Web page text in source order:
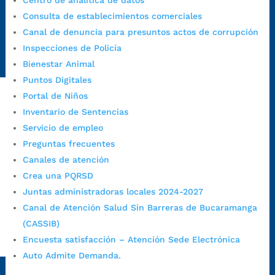
Consulta de establecimientos comerciales
Canal de denuncia para presuntos actos de corrupción
Inspecciones de Policía
Bienestar Animal
Puntos Digitales
Portal de Niños
Inventario de Sentencias
Servicio de empleo
Preguntas frecuentes
Canales de atención
Crea una PQRSD
Juntas administradoras locales 2024-2027
Canal de Atención Salud Sin Barreras de Bucaramanga
(CASSIB)
Encuesta satisfacción – Atención Sede Electrónica
Auto Admite Demanda.
https://canaldenuncia.bucaramanga.gov.co/
Emergencia:https://emergencia.bucaramanga.gov.co/
Radique aquí su queja disciplinaria:
https://www.bucaramanga.gov.co/gobierno-ciudadanos-
1/secretarias/oficina-de-control-interno-disciplinario/
Alcaldía de Bucaramanga
@AlcaldíaBGA
Alcaldía de Bucaramanga
PrensaBucaramanga